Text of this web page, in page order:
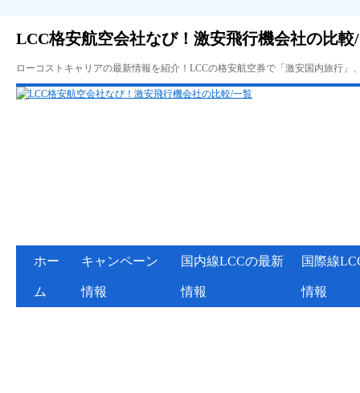
LCC格安航空会社なび！激安飛行機会社の比較
ローコストキャリアの最新情報を紹介！LCCの格安航空券で「激安国内旅行
ホー
ム
キャンペーン
情報
国内線LCCの最新
情報
国際線
情報